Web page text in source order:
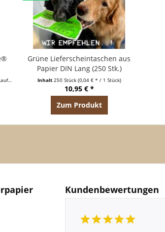
Grüne Lieferscheintaschen aus
Papier DIN Lang (250 Stk.)
Inhalt 250 Stück (0,04 € * / 1 Stück)
10,95 € *
Zum Produkt
Kundenbewertungen